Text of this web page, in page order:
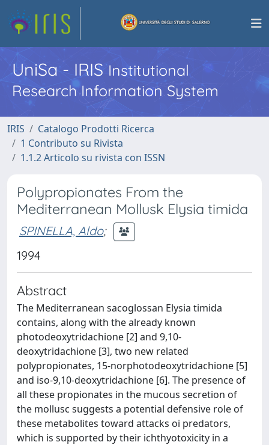
UniSa - IRISInstitutional
Research Information System
IRIS
Catalogo Prodotti Ricerca
1 Contributo su Rivista
1.1.2 Articolo su rivista con ISSN
Polypropionates From the
Mediterranean Mollusk Elysia timida
SPINELLA, Aldo;
1994
Abstract
The Mediterranean sacoglossan Elysia timida
contains, along with the already known
photodeoxytridachione [2] and 9,10-
deoxytridachione [3], two new related
polypropionates, 15-norphotodeoxytridachione [5]
and iso-9,10-deoxytridachione [6]. The presence of
all these propionates in the mucous secretion of
the mollusc suggests a potential defensive role of
these metabolites toward attacks oi predators,
which is supported by their ichthyotoxicity in a